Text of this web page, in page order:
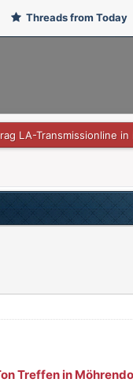
Threads from Today
LA-Transmissionline
Treffen in